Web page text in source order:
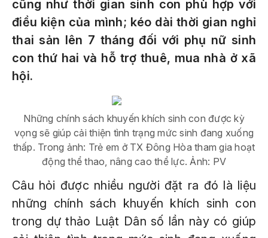
cũng như thời gian sinh con phù hợp với
điều kiện của mình; kéo dài thời gian nghỉ
thai sản lên 7 tháng đối với phụ nữ sinh
con thứ hai và hỗ trợ thuê, mua nhà ở xã
hội.
Những chính sách khuyến khích sinh con được kỳ
vọng sẽ giúp cải thiện tình trạng mức sinh đang xuống
thấp. Trong ảnh: Trẻ em ở TX Đông Hòa tham gia hoạt
động thể thao, nâng cao thể lực. Ảnh: PV
Câu hỏi được nhiều người đặt ra đó là liệu
những chính sách khuyến khích sinh con
trong dự thảo Luật Dân số lần này có giúp